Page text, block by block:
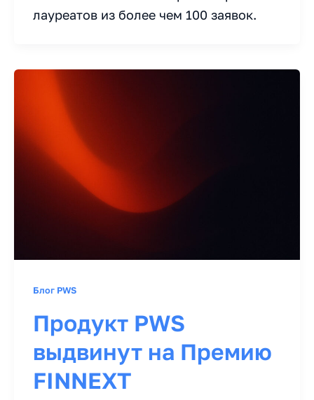
лауреатов из более чем 100 заявок.
Блог PWS
Продукт PWS
выдвинут на Премию
FINNEXT